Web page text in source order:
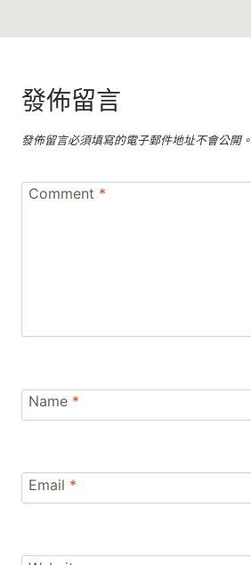
發佈留言
發佈留言必須填寫的電子郵件地址不會公開。
Comment *
Name *
Email *